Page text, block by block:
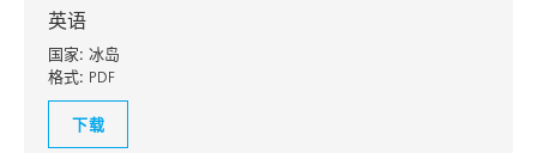
英语
国家: 冰岛
格式: PDF
下载